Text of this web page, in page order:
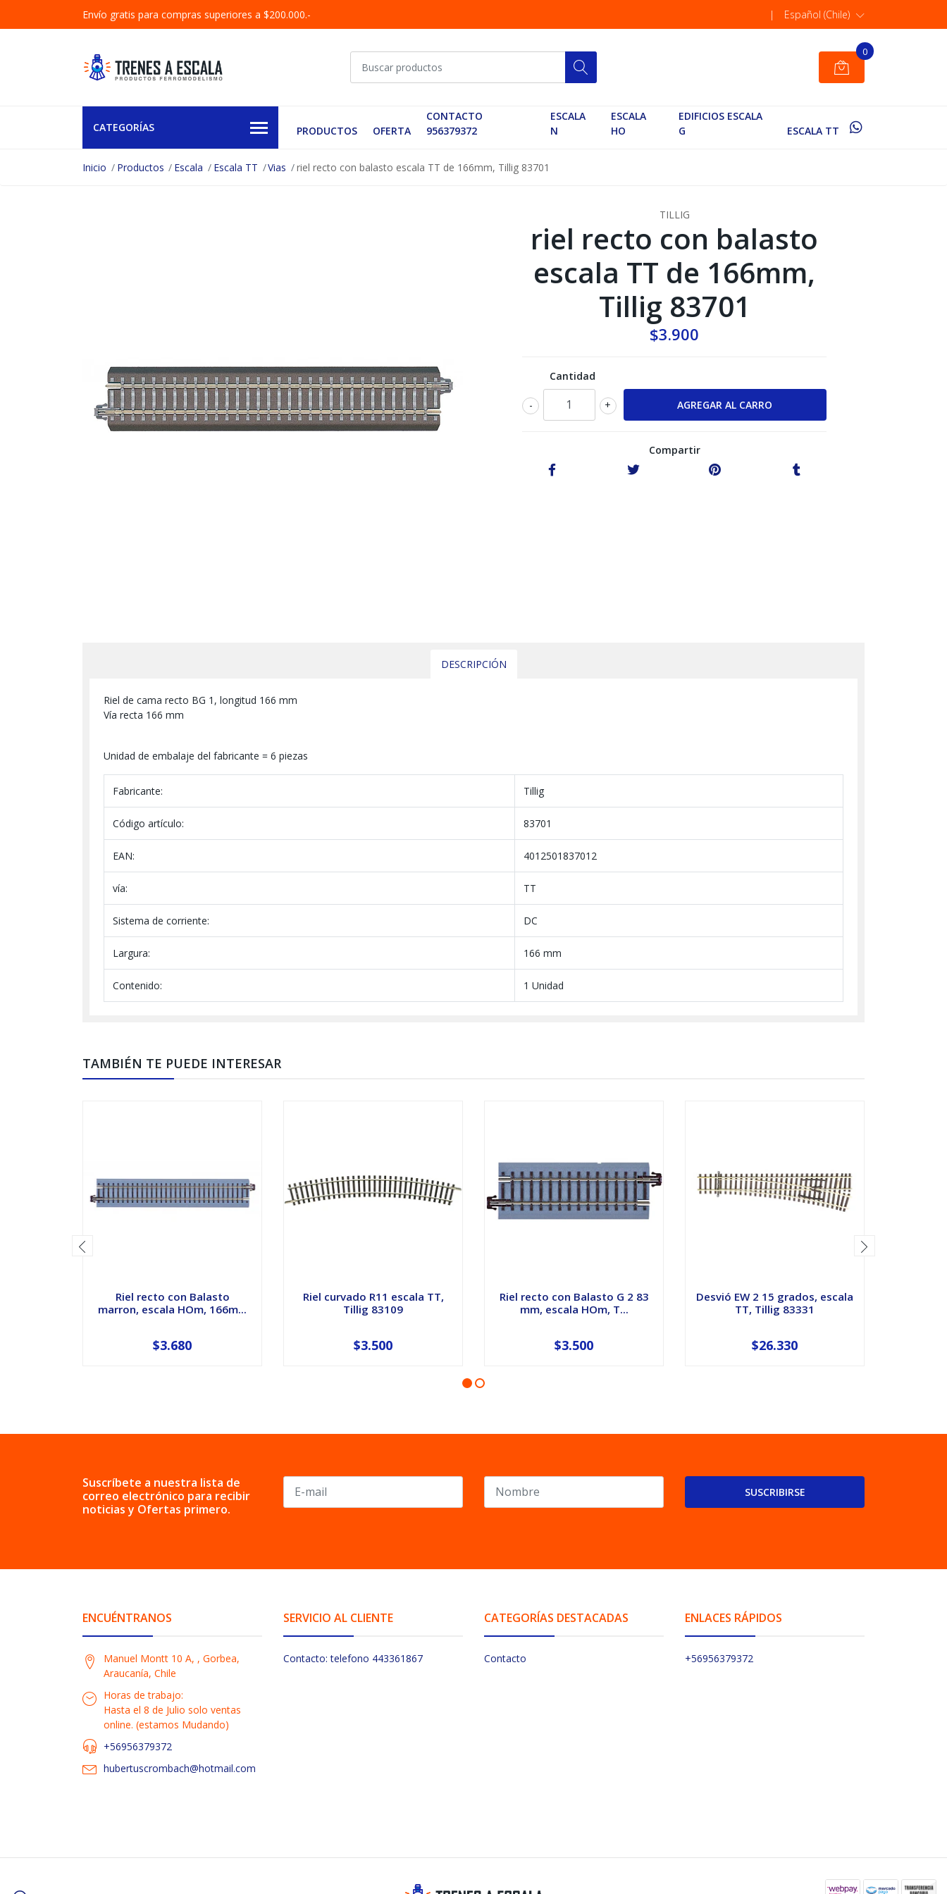
Envío gratis para compras superiores a $200.000.- | Español (Chile)
0
CATEGORÍAS PRODUCTOS OFERTA
CONTACTO
956379372
ESCALA
N
ESCALA
HO
EDIFICIOS ESCALA
G
ESCALA TT
Inicio Productos Escala Escala TT Vias riel recto con balasto escala TT de 166mm, Tillig 83701
TILLIG
riel recto con balasto
escala TT de 166mm,
Tillig 83701
$3.900
Cantidad
+
-
Compartir
DESCRIPCIÓN
Riel de cama recto BG 1, longitud 166 mm
Vía recta 166 mm
Unidad de embalaje del fabricante = 6 piezas
Fabricante: Tillig
Código artículo: 83701
EAN: 4012501837012
vía: TT
Sistema de corriente: DC
Largura: 166 mm
Contenido: 1 Unidad
TAMBIÉN TE PUEDE INTERESAR
Riel recto con Balasto
marron, escala HOm, 166m...
$3.680
Riel curvado R11 escala TT,
Tillig 83109
$3.500
Riel recto con Balasto G 2 83
mm, escala HOm, T...
$3.500
Desvió EW 2 15 grados, escala
TT, Tillig 83331
$26.330
Suscríbete a nuestra lista de
correo electrónico para recibir
noticias y Ofertas primero.
SUSCRIBIRSE
ENCUÉNTRANOS
Manuel Montt 10 A, , Gorbea,
Araucanía, Chile
Horas de trabajo:
Hasta el 8 de Julio solo ventas
online. (estamos Mudando)
+56956379372
hubertuscrombach@hotmail.com
SERVICIO AL CLIENTE
Contacto: telefono 443361867
CATEGORÍAS DESTACADAS
Contacto
ENLACES RÁPIDOS
+56956379372